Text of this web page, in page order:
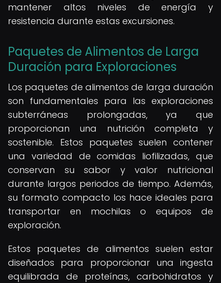
mantener altos niveles de energía y
resistencia durante estas excursiones.
Paquetes de Alimentos de Larga
Duración para Exploraciones
Los paquetes de alimentos de larga duración
son fundamentales para las exploraciones
subterráneas prolongadas, ya que
proporcionan una nutrición completa y
sostenible. Estos paquetes suelen contener
una variedad de comidas liofilizadas, que
conservan su sabor y valor nutricional
durante largos periodos de tiempo. Además,
su formato compacto los hace ideales para
transportar en mochilas o equipos de
exploración.
Estos paquetes de alimentos suelen estar
diseñados para proporcionar una ingesta
equilibrada de proteínas, carbohidratos y